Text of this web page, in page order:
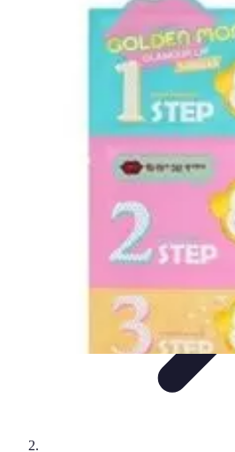
Projets Matures
Gestion de projetGestion des Parties
Gestion de ProjetComparatifs